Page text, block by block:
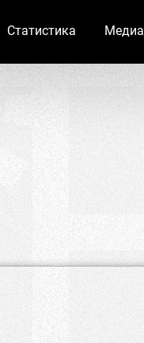
Статистика Медиа